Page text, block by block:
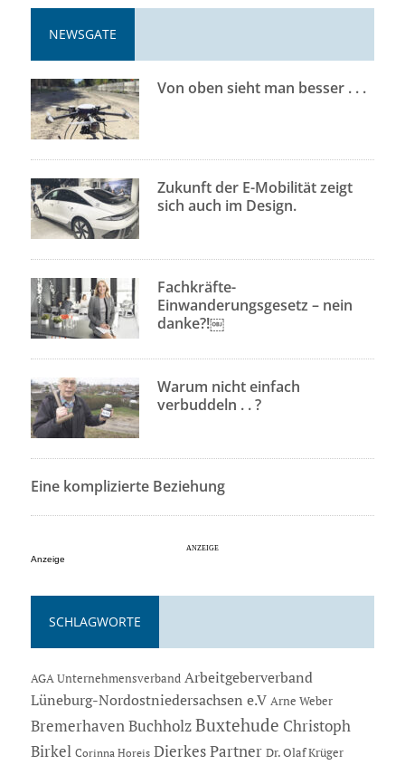
NEWSGATE
Von oben sieht man besser . . .
Zukunft der E-Mobilität zeigt
sich auch im Design.
Fachkräfte-
Einwanderungsgesetz – nein
danke?!￼
Warum nicht einfach
verbuddeln . . ?
Eine komplizierte Beziehung
Anzeige
SCHLAGWORTE
AGA Unternehmensverband Arbeitgeberverband
Lüneburg-Nordostniedersachsen e.V Arne Weber
Bremerhaven Buchholz Buxtehude Christoph
Birkel Corinna Horeis Dierkes Partner Dr. Olaf Krüger